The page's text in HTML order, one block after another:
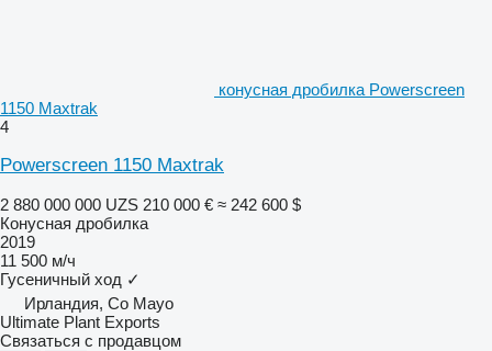
конусная дробилка Powerscreen
1150 Maxtrak
4
Powerscreen 1150 Maxtrak
2 880 000 000 UZS 210 000 € ≈ 242 600 $
Конусная дробилка
2019
11 500 м/ч
Гусеничный ход ✓
Ирландия, Co Mayo
Ultimate Plant Exports
Связаться с продавцом